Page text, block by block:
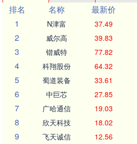
排名
名称 最新价
1
N津富 37.49
2 威尔高 39.83
3 锴威特 77.82
4 科翔股份 64.32
5 蜀道装备 33.61
6 中巨芯 27.85
7 广哈通信 19.03
8 欣天科技 18.02
9 飞天诚信 12.56